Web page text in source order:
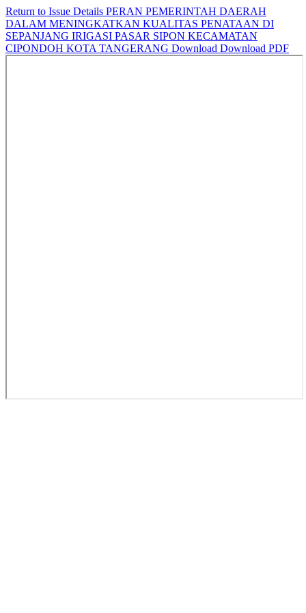
Return to Issue Details PERAN PEMERINTAH DAERAH
DALAM MENINGKATKAN KUALITAS PENATAAN DI
SEPANJANG IRIGASI PASAR SIPON KECAMATAN
CIPONDOH KOTA TANGERANG Download Download PDF